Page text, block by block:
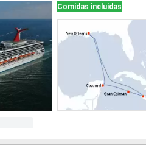
Comidas incluidas